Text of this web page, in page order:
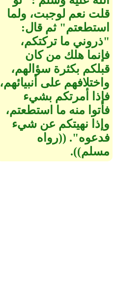
قلت نعم لوجبت، ولما
استطعتم‏"‏ ثم قال‏:‏
‏"‏ذروني ما تركتكم،
فإنما هلك من كان
قبلكم بكثرة سؤالهم،
واختلافهم على أنبيائهم،
فإذا أمرتكم بشيء
فأتوا منه ما استطعتم،
وإذا نهيتكم عن شيء
فدعوه‏"‏‏.‏ ‏(‏‏(‏رواه
مسلم‏)‏‏)‏‏.‏